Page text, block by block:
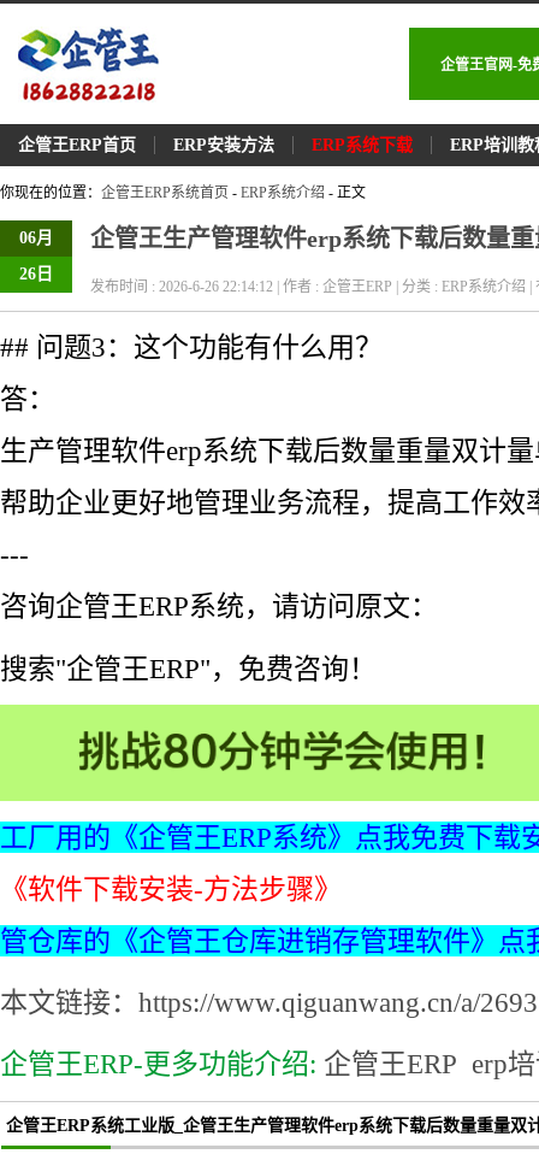
企管王官网-免
企管王ERP首页 ERP安装方法 ERP系统下载 ERP培训教
你现在的位置： 企管王ERP系统首页 - ERP系统介绍 - 正文
06月
26日
企管王生产管理软件erp系统下载后数量
发布时间 : 2026-6-26 22:14:12 | 作者 : 企管王ERP | 分类 : ERP系统介绍 |
## 问题3：这个功能有什么用？
答：
生产管理软件erp系统下载后数量重量双计
帮助企业更好地管理业务流程，提高工作效
---
咨询企管王ERP系统，请访问原文：
搜索"企管王ERP"，免费咨询！
工厂用的《企管王ERP系统》点我免费下载
《软件下载安装-方法步骤》
管仓库的《企管王仓库进销存管理软件》点
本文链接：https://www.qiguanwang.cn/a/
企管王ERP-更多功能介绍: 企管王ERP erp
企管王ERP系统工业版_企管王生产管理软件erp系统下载后数量重量双